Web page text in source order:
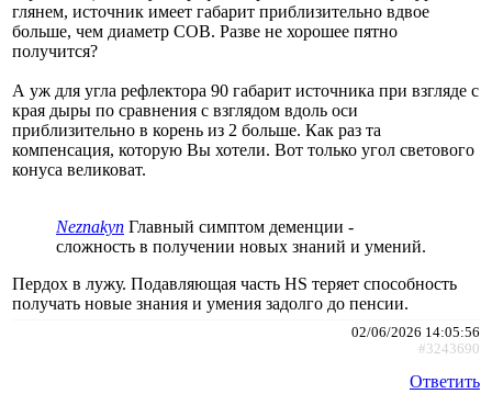
глянем, источник имеет габарит приблизительно вдвое
больше, чем диаметр COB. Разве не хорошее пятно
получится?
А уж для угла рефлектора 90 габарит источника при взгляде с
края дыры по сравнения с взглядом вдоль оси
приблизительно в корень из 2 больше. Как раз та
компенсация, которую Вы хотели. Вот только угол светового
конуса великоват.
Neznakyn Главный симптом деменции -
сложность в получении новых знаний и умений.
Пердох в лужу. Подавляющая часть HS теряет способность
получать новые знания и умения задолго до пенсии.
02/06/2026 14:05:56
#3243690
Ответить